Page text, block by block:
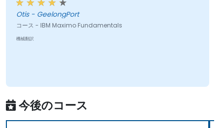
Otis - GeelongPort
コース - IBM Maximo Fundamentals
機械翻訳
今後のコース